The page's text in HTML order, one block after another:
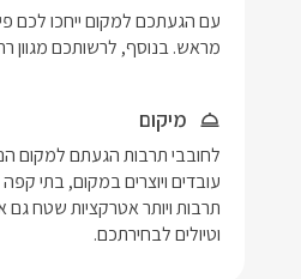
מראש. בנוסף, לרשותכם מגוון
מיקום
וטיולים לבחירתכם.